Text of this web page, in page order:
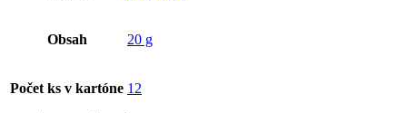
Obsah 20 g
Počet ks v kartóne 12